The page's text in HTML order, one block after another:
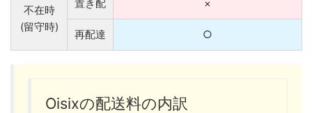
不在時
(留守時)
置き配 ×
再配達 ○
Oisixの配送料の内訳